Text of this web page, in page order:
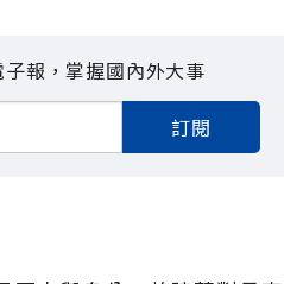
報，掌握國內外大事
訂閱